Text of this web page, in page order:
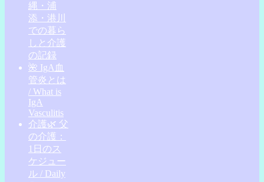
縄・浦
添・港川
での暮ら
しと介護
の記録
🌺 IgA血
管炎とは
/ What is
IgA
Vasculitis
介護🌿 父
の介護：
1日のス
ケジュー
ル / Daily